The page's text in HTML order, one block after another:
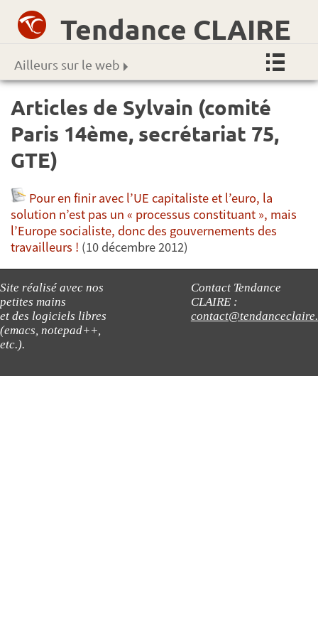
Tendance CLAIRE
Ailleurs sur le web
Articles de Sylvain (comité
Paris 14ème, secrétariat 75,
GTE)
Pour en finir avec l’UE capitaliste et l’euro, la
solution n’est pas un « processus constituant », mais
l’Europe socialiste, donc des gouvernements des
travailleurs ! (10 décembre 2012)
Site réalisé avec nos
petites mains
et des logiciels libres
(emacs, notepad++,
etc.).
Contact Tendance
CLAIRE :